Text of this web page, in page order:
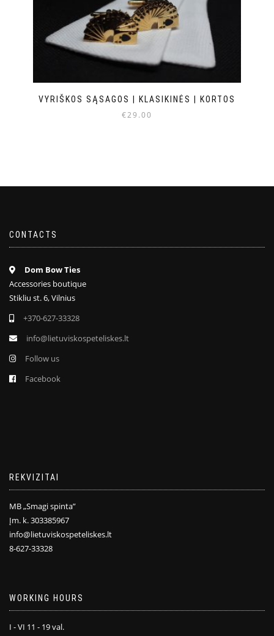
VYRIŠKOS SĄSAGOS | KLASIKINĖS | KORTOS
€29.00
CONTACTS
Dom Bow Ties
Accessories boutique
Stikliu st. 6, Vilnius
+370-627-33328
info@lietuviskospeteliskes.lt
Follow us
Facebook
REKVIZITAI
MB „Smagi spinta”
Įm. k. 303385967
info@lietuviskospeteliskes.lt
8-627-33328
WORKING HOURS
I - VI 11 - 19 val.